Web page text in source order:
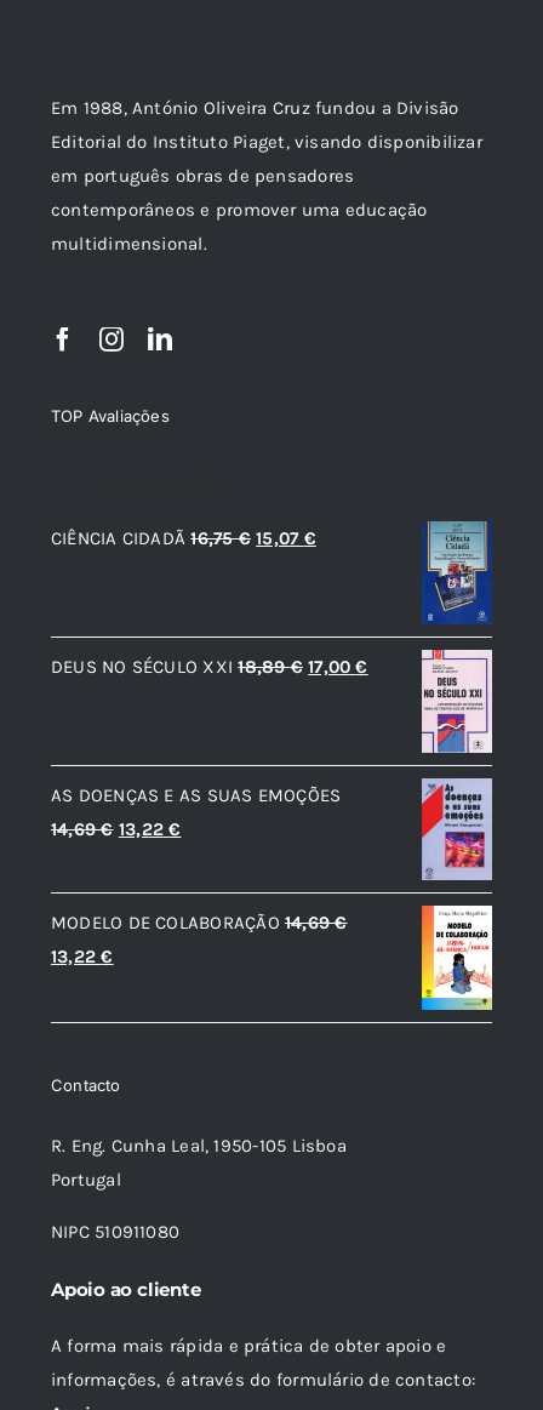
Em 1988, António Oliveira Cruz fundou a Divisão
Editorial do Instituto Piaget, visando disponibilizar
em português obras de pensadores
contemporâneos e promover uma educação
multidimensional.
TOP Avaliações
CIÊNCIA CIDADÃ 16,75€ O
era:
16,75 €.
15,07 €O
é:
15,07 €.
DEUS NO SÉCULO XXI 18,89€ O
era:
18,89 €.
17,00€
é:
17,00 €.
AS DOENÇAS E AS SUAS EMOÇÕES
14,69€ O
original
era:
13,22€
atual
é:
MODELO DE COLABORAÇÃO 14,69€
O
original
14,69 €.
13,22€
atual
13,22 €.
Contacto
R. Eng. Cunha Leal, 1950-105 Lisboa
Portugal
NIPC 510911080
Apoio ao cliente
A forma mais rápida e prática de obter apoio e
informações, é através do formulário de contacto: